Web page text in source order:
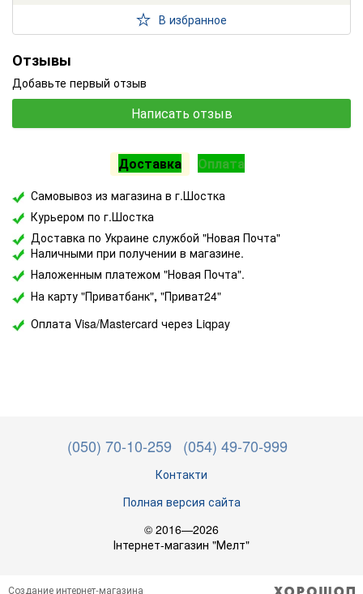
В избранное
Отзывы
Добавьте первый отзыв
Написать отзыв
Доставка Оплата
Самовывоз из магазина в г.Шостка
Курьером по г.Шостка
Доставка по Украине службой "Новая Почта"
Наличными при получении в магазине.
Наложенным платежом "Новая Почта".
На карту "Приватбанк", "Приват24"
Оплата Visa/Mastercard через Liqpay
(050) 70-10-259 (054) 49-70-999
Контакти
Полная версия сайта
© 2016—2026
Інтернет-магазин "Мелт"
Создание интернет-магазина